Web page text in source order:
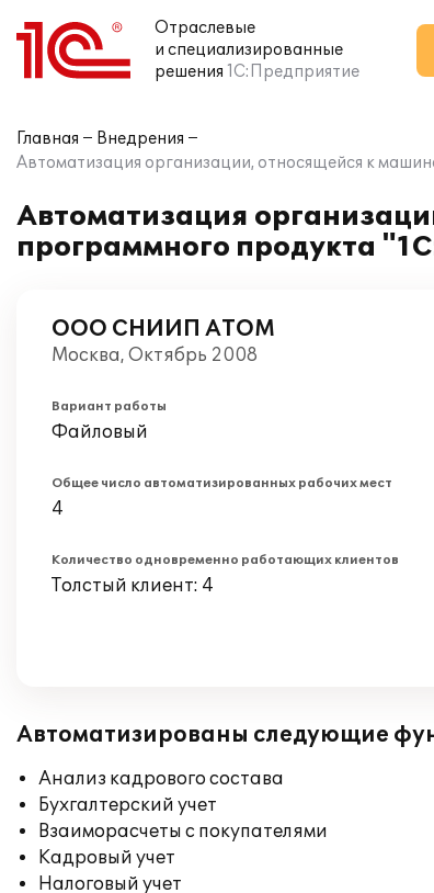
Отраслевые
и специализированные
решения 1С:Предприятие
Главная
Внедрения
Автоматизация организации, относящейся к
Автоматизация
программного продукта
ООО СНИИП АТОМ
Москва, Октябрь 2008
Вариант работы
Файловый
Общее число автоматизированных рабочих мест
4
Количество одновременно работающих клиентов
Толстый клиент: 4
Автоматизированы следующие
Анализ кадрового состава
Бухгалтерский учет
Взаиморасчеты с покупателями
Кадровый учет
Налоговый учет